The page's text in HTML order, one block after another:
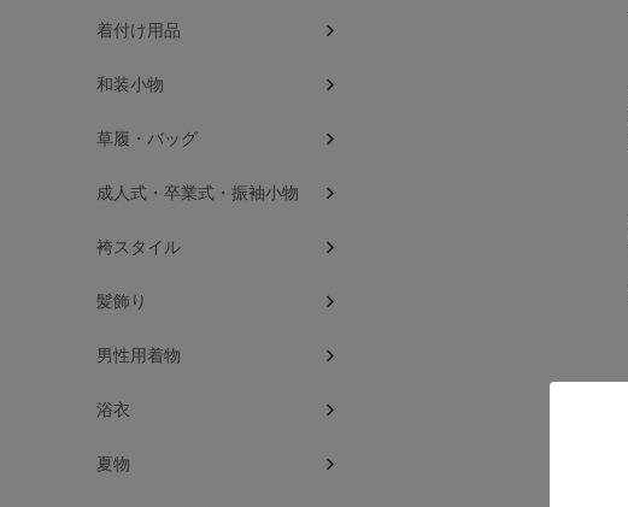
着付け用品
和装小物
草履・バッグ
成人式・卒業式・振袖小物
袴スタイル
髪飾り
男性用着物
浴衣
夏物